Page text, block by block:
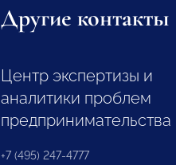
Другие контакты
Центр экспертизы и
аналитики проблем
предпринимательства
+7 (495) 247-4777